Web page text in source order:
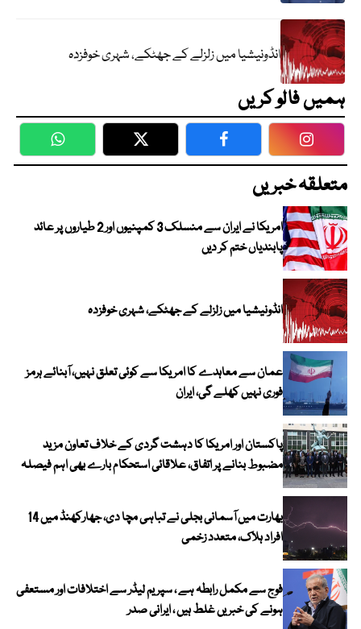
انڈونیشیا میں زلزلے کے جھٹکے، شہری خوفزدہ
ہمیں فالو کریں
WhatsApp Twitter Facebook
متعلقہ خبریں
امریکا نے ایران سے منسلک 3 کمپنیوں اور 2 طیاروں پر عائد
پابندیاں ختم کر دیں
انڈونیشیا میں زلزلے کے جھٹکے، شہری خوفزدہ
عمان سے معاہدے کا امریکا سے کوئی تعلق نہیں، آبنائے ہرمز
فوری نہیں کھلے گی، ایران
پاکستان اور امریکا کا دہشت گردی کے خلاف تعاون مزید
مضبوط بنانے پر اتفاق، علاقائی استحکام بارے بھی اہم فیصلہ
بھارت میں آسمانی بجلی نے تباہی مچا دی، جھارکھنڈ میں 14
افراد ہلاک، متعدد زخمی
فوج سے مکمل رابطہ ہے ، سپریم لیڈر سے اختلافات اور مستعفی
ہونے کی خبریں غلط ہیں ، ایرانی صدر